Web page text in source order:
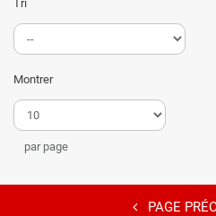
Tri
Montrer
par page
PAGE